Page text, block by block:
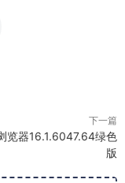
下一篇
览器16.1.6047.64绿色
版